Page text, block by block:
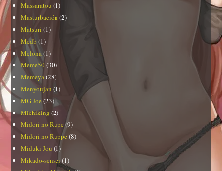
Massaratou (1)
Masturbación (2)
Matsuri (1)
Medb (1)
Melona (1)
Meme50(30)
Memeya (28)
Menyoujan (1)
MG Joe(23)
Michiking (2)
Midori no Rupe(9)
Midori no Ruppe (8)
Miduki Jou (1)
Mikado-sensei (1)